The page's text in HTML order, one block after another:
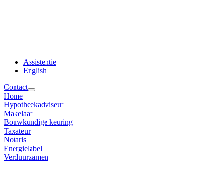
Assistentie
English
Contact
Home
Hypotheekadviseur
Makelaar
Bouwkundige keuring
Taxateur
Notaris
Energielabel
Verduurzamen